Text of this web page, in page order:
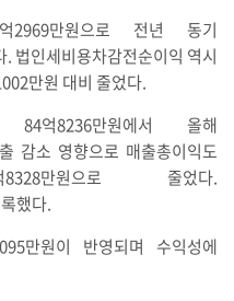
2969만원으로 전년 동기
법인세비용차감전순이익 역시
만원 대비 줄었다.
억8236만원에서 올해
감소 영향으로 매출총이익도
8328만원으로 줄었다.
했다.
만원이 반영되며 수익성에